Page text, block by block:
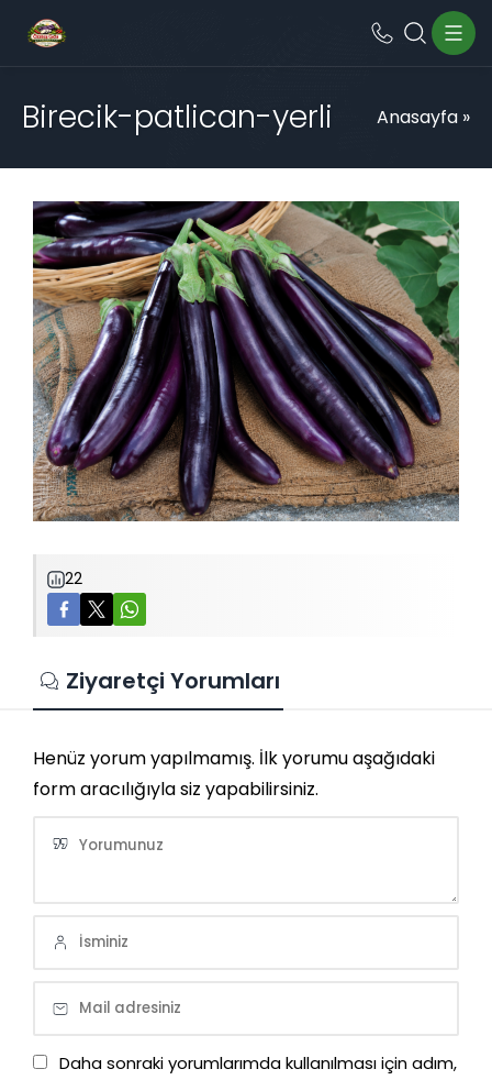
Birecik-patlican-yerli Anasayfa »
22
Ziyaretçi Yorumları
Henüz yorum yapılmamış. İlk yorumu aşağıdaki
form aracılığıyla siz yapabilirsiniz.
Daha sonraki yorumlarımda kullanılması için adım,